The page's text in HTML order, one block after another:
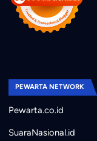
PEWARTA NETWORK
Pewarta.co.id
SuaraNasional.id